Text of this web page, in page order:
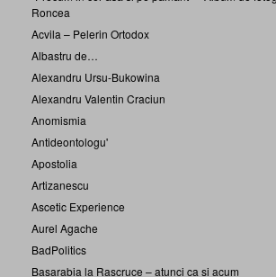
Roncea
Acvila – Pelerin Ortodox
Albastru de…
Alexandru Ursu-Bukowina
Alexandru Valentin Craciun
Anomismia
Antideontologu'
Apostolia
Artizanescu
Ascetic Experience
Aurel Agache
BadPolitics
Basarabia la Rascruce – atunci ca si acum